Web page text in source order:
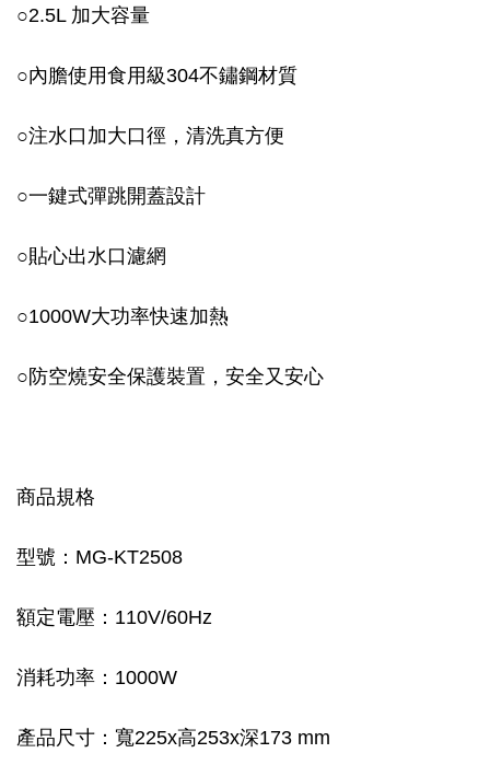
○2.5L 加大容量
○內膽使用食用級304不鏽鋼材質
○注水口加大口徑，清洗真方便
○一鍵式彈跳開蓋設計
○貼心出水口濾網
○1000W大功率快速加熱
○防空燒安全保護裝置，安全又安心
商品規格
型號：MG-KT2508
額定電壓：110V/60Hz
消耗功率：1000W
產品尺寸：寬225x高253x深173 mm